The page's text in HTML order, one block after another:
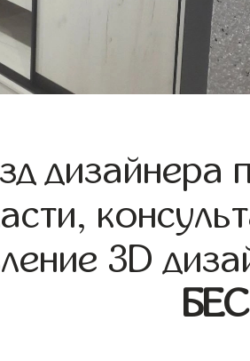
дизайнера
3D